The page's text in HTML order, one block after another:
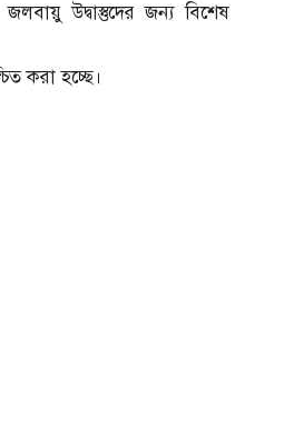
উদ্বাস্তুদের জন্য বিশেষ
করা হচ্ছে।